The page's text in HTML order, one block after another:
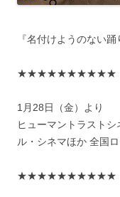
『名付けようのない踊
★★★★★★★★★★
1月28日（金）より
ヒューマントラスト
ル・シネマほか 全国
★★★★★★★★★★